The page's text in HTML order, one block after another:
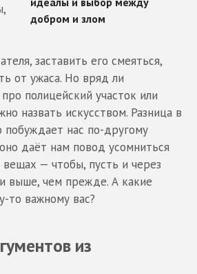
заставить его смеяться,
от ужаса. Но вряд ли
полицейский участок или
назвать искусством. Разница в
побуждает нас по-другому
даёт нам повод усомниться
— чтобы, пусть и через
выше, чем прежде. А какие
то важному вас?
из